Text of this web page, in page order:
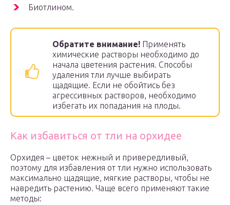
Биотлином.
Обратите внимание! Применять
химические растворы необходимо до
начала цветения растения. Способы
удаления тли лучше выбирать
щадящие. Если не обойтись без
агрессивных растворов, необходимо
избегать их попадания на плоды.
Как избавиться от тли на орхидее
Орхидея – цветок нежный и привередливый,
поэтому для избавления от тли нужно использовать
максимально щадящие, мягкие растворы, чтобы не
навредить растению. Чаще всего применяют такие
методы: